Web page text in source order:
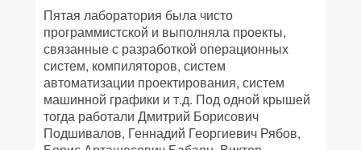
Пятая лаборатория была чисто
программистской и выполняла проекты,
связанные с разработкой операционных
систем, компиляторов, систем
автоматизации проектирования, систем
машинной графики и т.д. Под одной крышей
тогда работали Дмитрий Борисович
Подшивалов, Геннадий Георгиевич Рябов,